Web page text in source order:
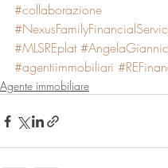
#collaborazione
#MLSREplat
#agentiimmobiliari
Agente immobiliare